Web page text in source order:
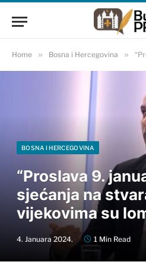
Home » Bosna i Hercegovina »
BOSNA I HERCEGOVINA
“Proslava 9.
sjećanja na
vijekovima su
4. Januara 2024. 1 Min Read